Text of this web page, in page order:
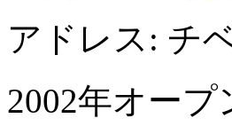
アドレス: チ
2002年オープ